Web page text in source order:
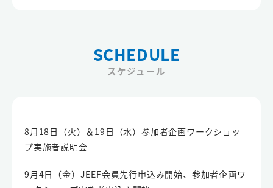
SCHEDULE
スケジュール
8月18日（火）＆19日（水）参加者企画ワークショッ
プ実施者説明会
9月4日（金）JEEF会員先行申込み開始、参加者企画ワ